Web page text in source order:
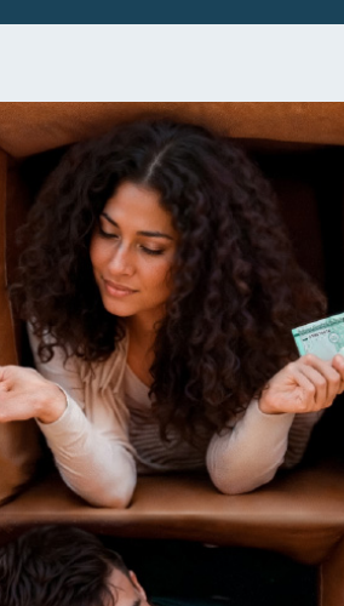
financiera Salud financiera
Préstamos 8 Ahorro
4 Derechos & Deberes
Personales 1 Finanzas en Pareja
financiera inversiones
financiera